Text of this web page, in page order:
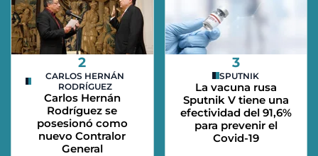
2
CARLOS HERNÁN
RODRÍGUEZ
Carlos Hernán
Rodríguez se
posesionó como
nuevo Contralor
General
3
SPUTNIK
La vacuna rusa
Sputnik V tiene una
efectividad del 91,6%
para prevenir el
Covid-19